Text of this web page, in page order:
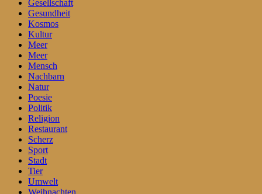
Gesellschaft
Gesundheit
Kosmos
Kultur
Meer
Meer
Mensch
Nachbarn
Natur
Poesie
Politik
Religion
Restaurant
Scherz
Sport
Stadt
Tier
Umwelt
Weihnachten